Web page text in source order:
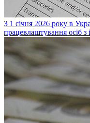
З 1 січня 2026 року в
працевлаштування осіб з